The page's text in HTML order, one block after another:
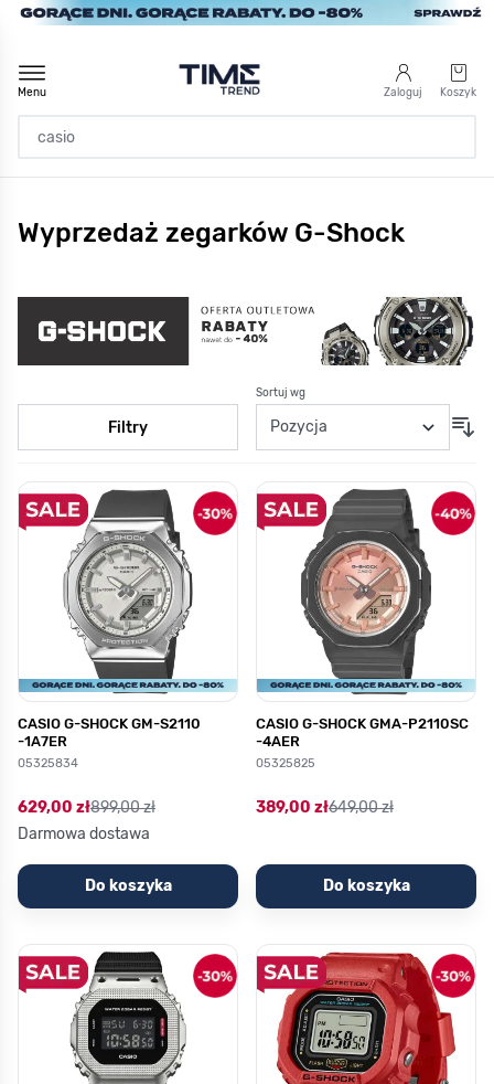
Przejdź do treści
Zaloguj Koszyk
Menu
/ SALE
Wyprzedaż zegarków G-Shock
Filtry
Sortuj wg
CASIO G-SHOCK GM-S2110
-1A7ER
05325834
629,00 zł899,00 zł
Darmowa dostawa
Do koszyka
CASIO G-SHOCK GMA-P2110SC
-4AER
05325825
389,00 zł649,00 zł
Do koszyka